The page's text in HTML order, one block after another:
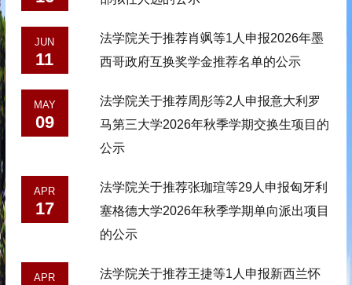
JUN
11
法学院关于推荐肖飒等1人申报2026年墨
西哥政府互换奖学金推荐名单的公示
MAY
09
法学院关于推荐周彤等2人申报意大利罗
马第三大学2026年秋季学期交换生项目的
公示
APR
17
法学院关于推荐张珈瑄等29人申报匈牙利
塞格德大学2026年秋季学期单向派出项目
的公示
APR
法学院关于推荐王捷等1人申报新西兰怀